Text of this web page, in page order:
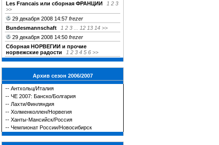
Les Franсais или сборная ФРАНЦИИ
1 2 3
>>
29 декабря 2008 14:57 frezer
Bundesmannschaft
1 2 3 12 13 14 >>
29 декабря 2008 14:50 frezer
Сборная НОРВЕГИИ и прочие
норвежские радости
1 2 3 4 5 6 >>
Архив сезон 2006/2007
-- Антхольц/Италия
-- ЧЕ 2007: Банско/Болгария
-- Лахти/Финляндия
-- Холменколлен/Норвегия
-- Ханты-Мансийск/Россия
-- Чемпионат России/Новосибирск